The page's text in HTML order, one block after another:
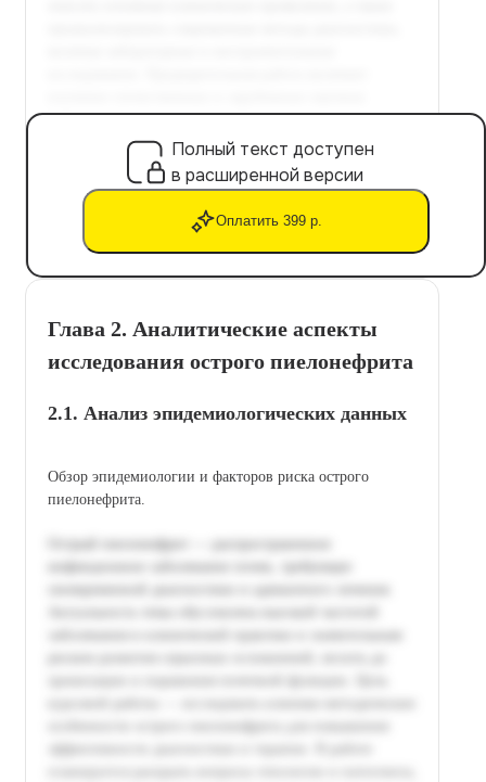
Полный текст доступен
в расширенной версии
Оплатить 399 р.
Глава 2. Аналитические аспекты
исследования острого пиелонефрита
2.1. Анализ эпидемиологических данных
Обзор эпидемиологии и факторов риска острого
пиелонефрита.